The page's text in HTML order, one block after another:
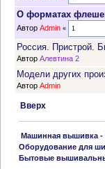
О форматах
Автор Admin «
Россия. Пристрой.
Автор Алевтина 2
Модели других
Автор Admin
Вверх
Машинная вышивка
Оборудование для
Бытовые